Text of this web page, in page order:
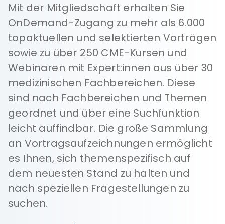
Mit der Mitgliedschaft erhalten Sie
OnDemand-Zugang zu mehr als 6.000
topaktuellen und selektierten Vorträgen
sowie zu über 250 CME-Kursen und
Webinaren mit Expert:innen aus über 30
medizinischen Fachbereichen. Diese
sind nach Fachbereichen und Themen
geordnet und über eine Suchfunktion
leicht auffindbar. Die große Sammlung
an Vortragsaufzeichnungen ermöglicht
es Ihnen, sich themenspezifisch auf
dem neuesten Stand zu halten und
nach speziellen Fragestellungen zu
suchen.